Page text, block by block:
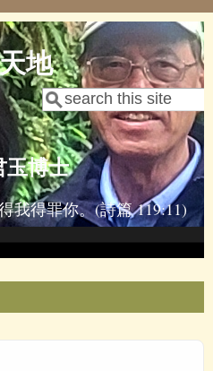
地
Search form
Search
博士
我得罪你。(詩篇 119:11)